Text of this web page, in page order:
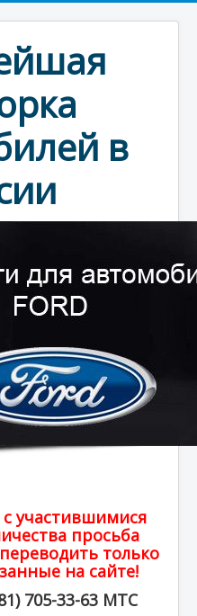
в
участившимися
просьба
только
на сайте!
705-33-63 МТС